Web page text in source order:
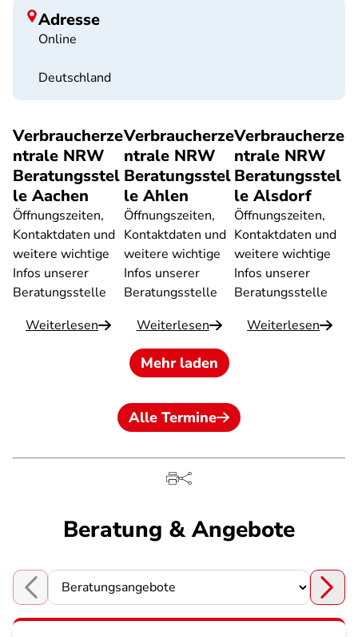
Adresse
Online
Deutschland
Verbraucherze
ntrale NRW
Beratungsstel
le Aachen
Öffnungszeiten,
Kontaktdaten und
weitere wichtige
Infos unserer
Beratungsstelle
Weiterlesen
Verbraucherze
ntrale NRW
Beratungsstel
le Ahlen
Öffnungszeiten,
Kontaktdaten und
weitere wichtige
Infos unserer
Beratungsstelle
Weiterlesen
Verbraucherze
ntrale NRW
Beratungsstel
le Alsdorf
Öffnungszeiten,
Kontaktdaten und
weitere wichtige
Infos unserer
Beratungsstelle
Weiterlesen
Mehr laden
Alle Termine
Beratung & Angebote
Choose a section